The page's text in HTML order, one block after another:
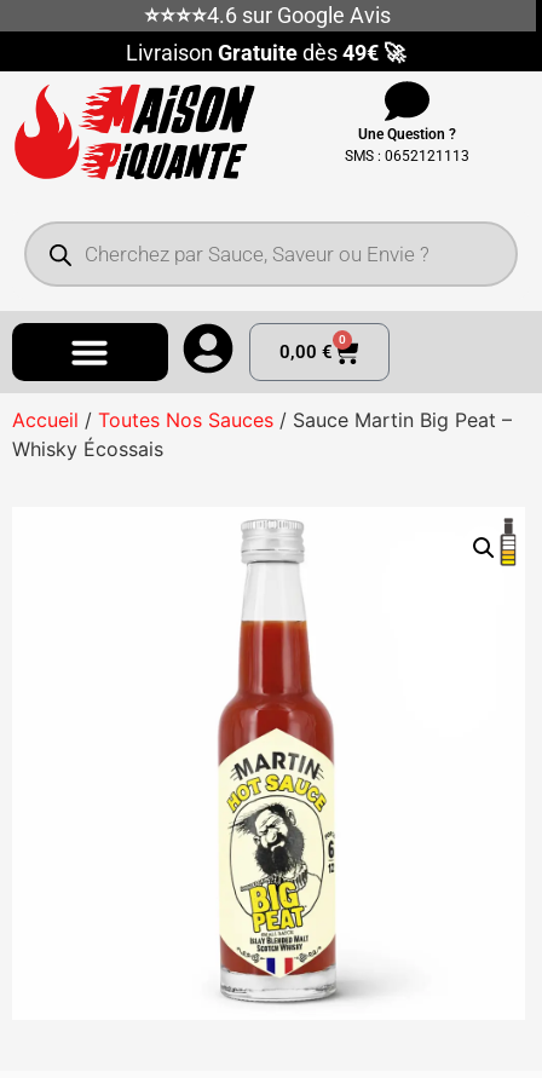
⭐⭐⭐⭐4.6 sur Google Avis
Livraison Gratuitedès49€ 🚀
Une Question ?
SMS : 0652121113
0,00 €
0
Accueil / Toutes Nos Sauces / Sauce Martin Big Peat –
Whisky Écossais